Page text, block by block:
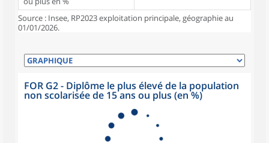
Source : Insee, RP2023 exploitation principale, géographie au
01/01/2026.
FOR G2 - Diplôme le plus élevé de la population
non scolarisée de 15 ans ou plus (en %)